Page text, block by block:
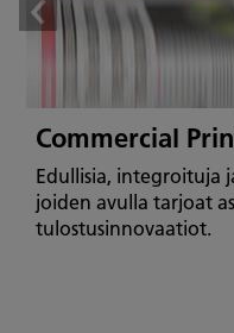
Commercial
Edullisia, integroituja
joiden avulla tarjoat
tulostusinnovaatiot.